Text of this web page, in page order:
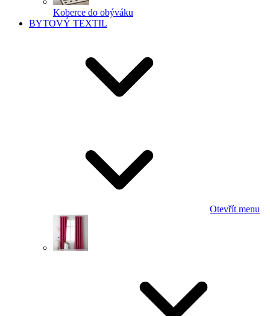
Koberce do obýváku
BYTOVÝ TEXTIL
Otevřít menu